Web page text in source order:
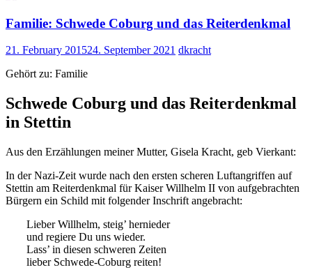
Familie: Schwede Coburg und das Reiterdenkmal
21. February 201524. September 2021 dkracht
Gehört zu: Familie
Schwede Coburg und das Reiterdenkmal
in Stettin
Aus den Erzählungen meiner Mutter, Gisela Kracht, geb Vierkant:
In der Nazi-Zeit wurde nach den ersten scheren Luftangriffen auf
Stettin am Reiterdenkmal für Kaiser Willhelm II von aufgebrachten
Bürgern ein Schild mit folgender Inschrift angebracht:
Lieber Willhelm, steig’ hernieder
und regiere Du uns wieder.
Lass’ in diesen schweren Zeiten
lieber Schwede-Coburg reiten!